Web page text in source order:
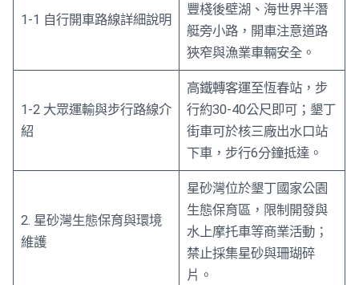
1-1 自行開車路線詳細說明
豐棧後壁湖、海世界半潛
艇旁小路，開車注意道路
狹窄與漁業車輛安全。
1-2 大眾運輸與步行路線介
紹
高鐵轉客運至恆春站，步
行約30-40公尺即可；墾丁
街車可於核三廠出水口站
下車，步行6分鐘抵達。
2. 星砂灣生態保育與環境
維護
星砂灣位於墾丁國家公園
生態保育區，限制開發與
水上摩托車等商業活動；
禁止採集星砂與珊瑚碎
片。